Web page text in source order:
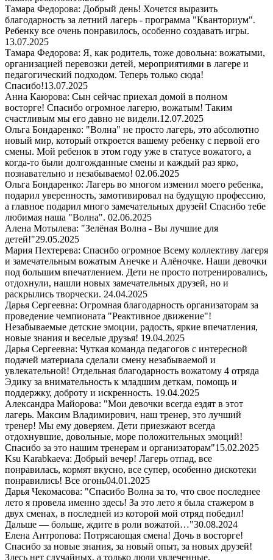
Тамара Федорова: Добрый день! Хочется выразить
благодарность за летний лагерь - программа "Кванториум".
Ребенку все очень понравилось, особенно создавать игры.
13.07.2025
Тамара Федорова: Я, как родитель, тоже довольна: вожатыми,
организацией перевозки детей, мероприятиями в лагере и
педагогический подходом. Теперь только сюда!
Спасибо!13.07.2025
Анна Каюрова: Сын сейчас приехал домой в полном
восторге! Спасибо огромное лагерю, вожатым! Таким
счастливым мы его давно не видели.12.07.2025
Ольга Бондаренко: "Волна" не просто лагерь, это абсолютно
новый мир, который откроется вашему ребенку с первой его
смены. Мой ребенок в этом году уже в статусе вожатого, а
когда-то были долгожданные смены и каждый раз ярко,
познавательно и незабываемо! 02.06.2025
Ольга Бондаренко: Лагерь во многом изменил моего ребенка,
подарил уверенность, замотивировал на будущую профессию,
а главное подарил много замечательных друзей! Спасибо тебе
любимая наша "Волна". 02.06.2025
Алена Мотылева: "Зелёная Волна - Вы лучшие для
детей!"29.05.2025
Мария Пехтерева: Спасибо огромное Всему коллективу лагеря
и замечательным вожатым Анечке и Алёночке. Наши девочки
под большим впечатлением. Дети не просто потренировались,
отдохнули, нашли новых замечательных друзей, но и
раскрылись творчески. 24.04.2025
Дарья Сергеевна: Огромная благодарность организаторам за
проведение чемпионата "Реактивное движение"!
Незабываемые детские эмоции, радость, яркие впечатления,
новые знания и веселые друзья! 19.04.2025
Дарья Сергеевна: Чуткая команда педагогов с интересной
подачей материала сделали смену незабываемой и
увлекательной! Отдельная благодарность вожатому 4 отряда
Эдику за внимательность к младшим деткам, помощь и
поддержку, доброту и искренность. 19.04.2025
Александра Майорова: "Мои девочки всегда ездят в этот
лагерь. Максим Владимирович, наш тренер, это лучший
тренер! Мы ему доверяем. Дети приезжают всегда
отдохнувшие, довольные, море положительных эмоций!
Спасибо за это нашим тренерам и организаторам"15.02.2025
Ksu Karabkaeva: Добрый вечер! Лагерь отпад, все
понравилась, кормят вкусно, все супер, особенно дискотеки
понравились! Все огонь04.01.2025
Дарья Чекомасова: "Спасибо Волна за то, что свое последнее
лето я провела именно здесь! За это лето я была стажером в
двух сменах, в последней из которой мой отряд победил!
Дальше — больше, ждите в роли вожатой…"30.08.2024
Елена Антропова: Потрясающая смена! Дочь в восторге!
Спасибо за новые знания, за новый опыт, за новых друзей!
Здесь нет случайных, а только люди увлеченные,